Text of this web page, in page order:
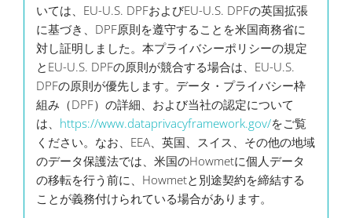
いては、EU-U.S. DPFおよびEU-U.S. DPFの英国拡張
に基づき、DPF原則を遵守することを米国商務省に
対し証明しました。本プライバシーポリシーの規定
とEU-U.S. DPFの原則が競合する場合は、EU-U.S.
DPFの原則が優先します。データ・プライバシー枠
組み（DPF）の詳細、および当社の認定について
は、 https://www.dataprivacyframework.gov/をご覧
ください。なお、EEA、英国、スイス、その他の地域
のデータ保護法では、米国のHowmetに個人データ
の移転を行う前に、Howmetと別途契約を締結する
ことが義務付けられている場合があります。